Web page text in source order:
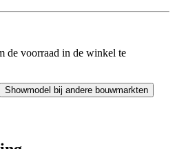
de voorraad in de winkel te
Showmodel bij andere bouwmarkten